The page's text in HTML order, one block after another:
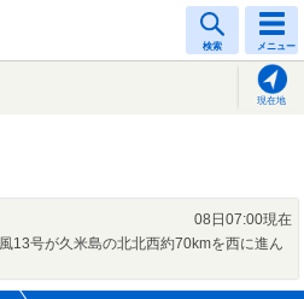
検索 メニュー
現在地
08日07:00現在
13号が久米島の北北西約70kmを西に進ん